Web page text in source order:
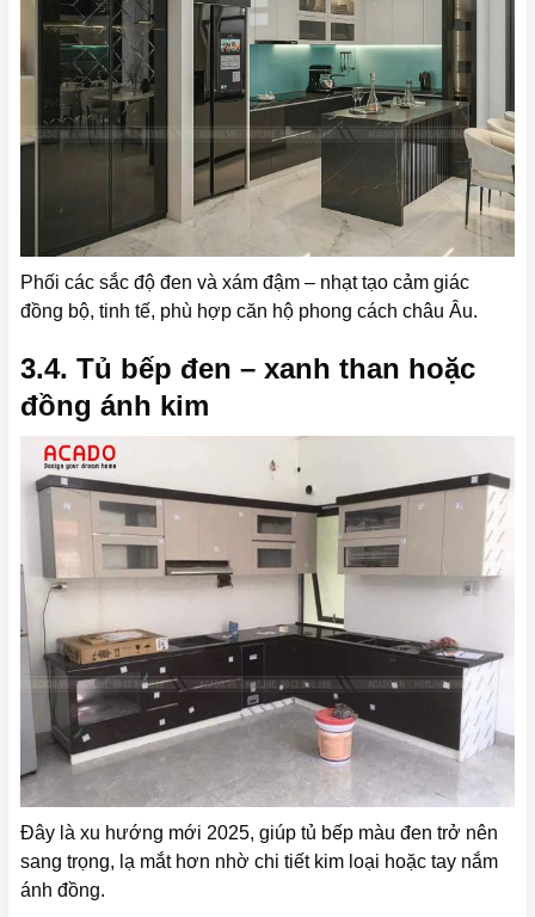
Phối các sắc độ đen và xám đậm – nhạt tạo cảm giác
đồng bộ, tinh tế, phù hợp căn hộ phong cách châu Âu.
3.4. Tủ bếp đen – xanh than hoặc
đồng ánh kim
Đây là xu hướng mới 2025, giúp tủ bếp màu đen trở nên
sang trọng, lạ mắt hơn nhờ chi tiết kim loại hoặc tay nắm
ánh đồng.